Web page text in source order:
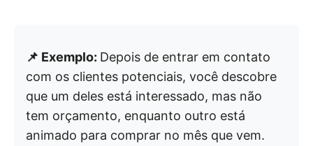
📌 Exemplo: Depois de entrar em contato
com os clientes potenciais, você descobre
que um deles está interessado, mas não
tem orçamento, enquanto outro está
animado para comprar no mês que vem.